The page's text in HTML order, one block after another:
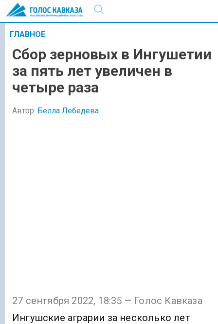
ГЛАВНОЕ
Сбор зерновых в Ингушетии
за пять лет увеличен в
четыре раза
Автор: Белла Лебедева
27 сентября 2022, 18:35 — Голос Кавказа
Ингушские аграрии за несколько лет